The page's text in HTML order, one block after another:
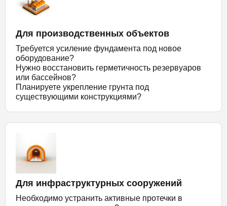
Для производственных объектов
Требуется усиление фундамента под новое
оборудование?
Нужно восстановить герметичность резервуаров
или бассейнов?
Планируете укрепление грунта под
существующими конструкциями?
Для инфраструктурных сооружений
Необходимо устранить активные протечки в